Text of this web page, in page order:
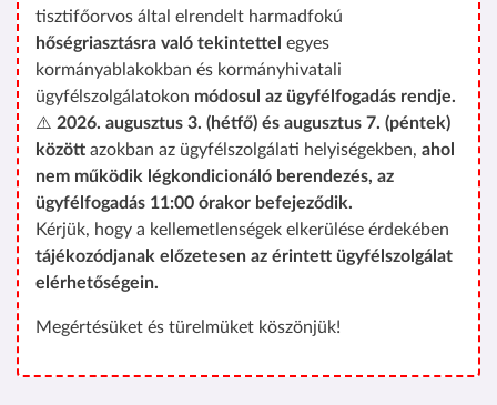
tisztifőorvos által elrendelt harmadfokú
hőségriasztásra való tekintettel egyes
kormányablakokban és kormányhivatali
ügyfélszolgálatokon módosul az ügyfélfogadás rendje.
⚠️ 2026. augusztus 3. (hétfő) és augusztus 7. (péntek)
között azokban az ügyfélszolgálati helyiségekben, ahol
nem működik légkondicionáló berendezés, az
ügyfélfogadás 11:00 órakor befejeződik.
Kérjük, hogy a kellemetlenségek elkerülése érdekében
tájékozódjanak előzetesen az érintett ügyfélszolgálat
elérhetőségein.
Megértésüket és türelmüket köszönjük!